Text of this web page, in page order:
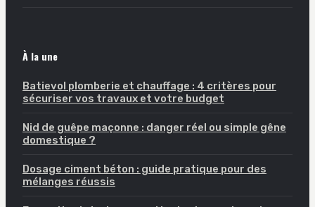
À la une
Batievol plomberie et chauffage : 4 critères pour
sécuriser vos travaux et votre budget
Nid de guêpe maçonne : danger réel ou simple gêne
domestique ?
Dosage ciment béton : guide pratique pour des
mélanges réussis